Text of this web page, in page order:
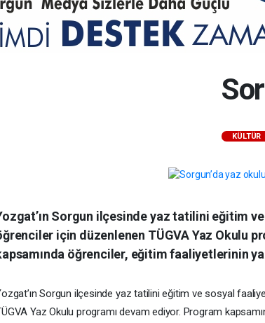
KÜLTÜR
Sorgun ilçesinde yaz tatilini eğitim
için düzenlenen TÜGVA Yaz Okulu
öğrenciler, eğitim faaliyetlerinin
Sorgun ilçesinde yaz tatilini eğitim ve sosyal
Yaz Okulu programı devam ediyor. Program